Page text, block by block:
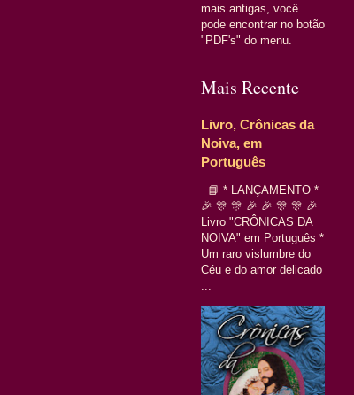
mais antigas, você
pode encontrar no botão
"PDF's" do menu.
Mais Recente
Livro, Crônicas da
Noiva, em
Português
📘 * LANÇAMENTO *
🎉 🎊 🎊 🎉 🎉 🎊 🎊 🎉
Livro "CRÔNICAS DA
NOIVA" em Português *
Um raro vislumbre do
Céu e do amor delicado